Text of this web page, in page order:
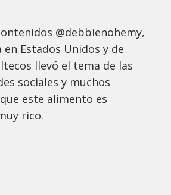
@debbienohemy,
en Estados Unidos y de
llevó el tema de las
sociales y muchos
este alimento es
rico.